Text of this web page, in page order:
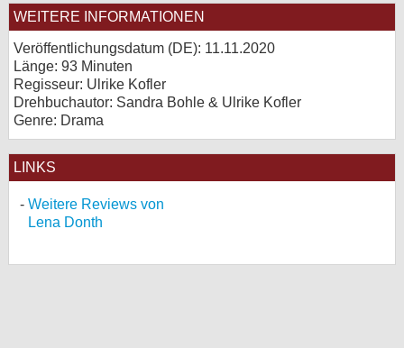
WEITERE INFORMATIONEN
Veröffentlichungsdatum (DE): 11.11.2020
Länge: 93 Minuten
Regisseur: Ulrike Kofler
Drehbuchautor: Sandra Bohle & Ulrike Kofler
Genre: Drama
LINKS
Weitere Reviews von
Lena Donth